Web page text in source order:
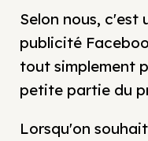
Selon nous, c'est
publicité
tout simplement
petite partie du
Lorsqu'on